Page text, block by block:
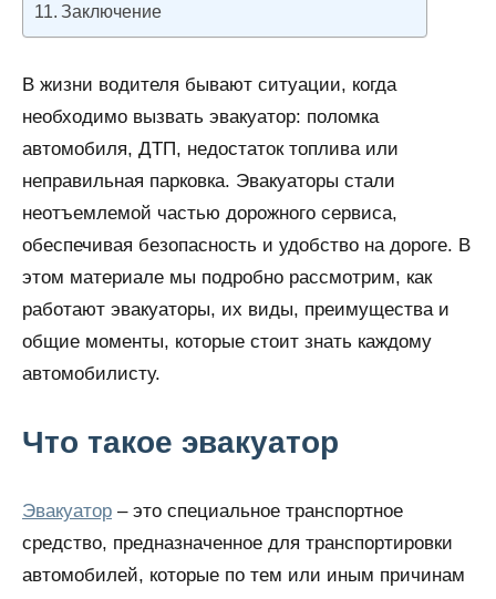
Заключение
В жизни водителя бывают ситуации, когда
необходимо вызвать эвакуатор: поломка
автомобиля, ДТП, недостаток топлива или
неправильная парковка. Эвакуаторы стали
неотъемлемой частью дорожного сервиса,
обеспечивая безопасность и удобство на дороге. В
этом материале мы подробно рассмотрим, как
работают эвакуаторы, их виды, преимущества и
общие моменты, которые стоит знать каждому
автомобилисту.
Что такое эвакуатор
Эвакуатор – это специальное транспортное
средство, предназначенное для транспортировки
автомобилей, которые по тем или иным причинам